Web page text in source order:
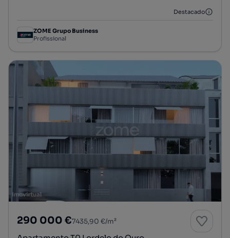
Destacado
ZOME Grupo Business
Profissional
290 000 €7435,90 €/m²